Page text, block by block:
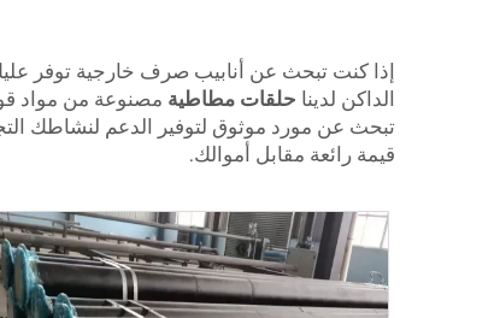
إذا كنت تبحث عن أنابيب صرف خارجية توفر
الداكن لدينا حلقات مطاطية مصنوعة من مواد
تبحث عن مورد موثوق لتوفير الدعم لنشاطك
قيمة رائعة مقابل أموالك.